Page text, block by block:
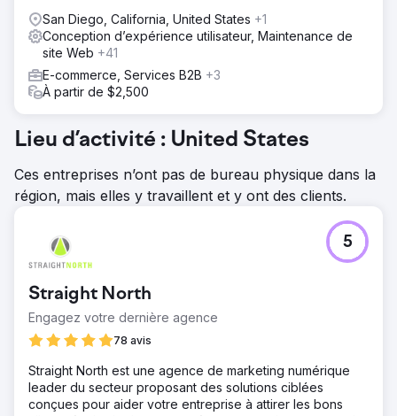
San Diego, California, United States +1
Conception d’expérience utilisateur, Maintenance de
site Web +41
E-commerce, Services B2B +3
À partir de $2,500
Lieu d’activité : United States
Ces entreprises n’ont pas de bureau physique dans la
région, mais elles y travaillent et y ont des clients.
Straight North
Engagez votre dernière agence
78 avis
5
Straight North est une agence de marketing numérique
leader du secteur proposant des solutions ciblées
conçues pour aider votre entreprise à attirer les bons